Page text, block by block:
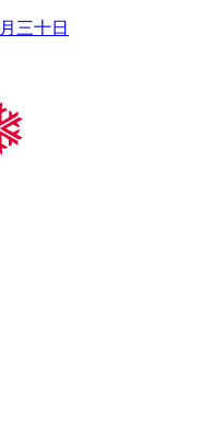
三十日